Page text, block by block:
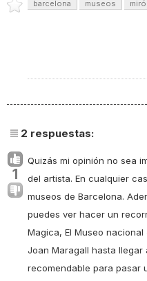
barcelona museos miró
2 respuestas:
1
Quizás mi opinión no sea
del artista. En cualquier
museos de Barcelona.
puedes ver hacer un
Magica, El Museo
Joan Maragall hasta llegar
recomendable para pasar